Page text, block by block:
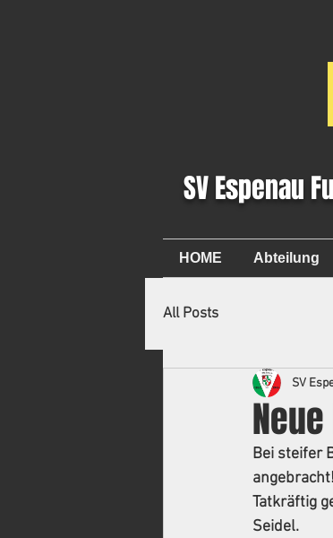
SV Espenau
HOME Abteilung
All Posts
SV
Bei steifer
angebracht!
Tatkräftig
Seidel.